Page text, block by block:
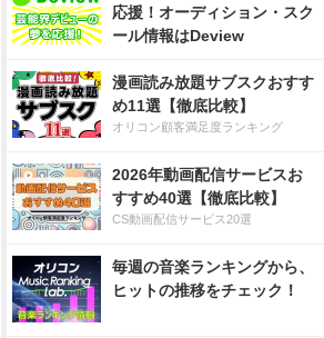
応援！オーディション・スク
ール情報はDeview
漫画読み放題サブスクおすす
め11選【徹底比較】
オリコン顧客満足度ランキング
2026年動画配信サービスお
すすめ40選【徹底比較】
CS動画配信サービス20選
毎週の音楽ランキングから、
ヒットの推移をチェック！